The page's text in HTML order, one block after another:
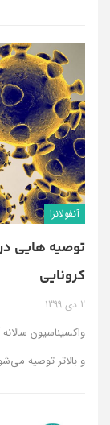
آنفولانزا
توصیه هایی
کرونایی
2 دی 1399
و بالاتر توصیه